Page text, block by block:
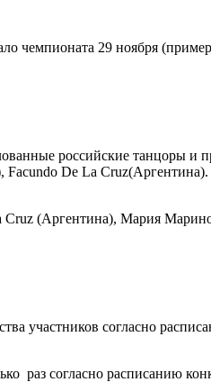
чемпионата 29 ноября
российские танцоры и
Facundo De La Cruz(Аргентина).
Cruz (Аргентина), Мария
участников согласно
раз согласно расписанию